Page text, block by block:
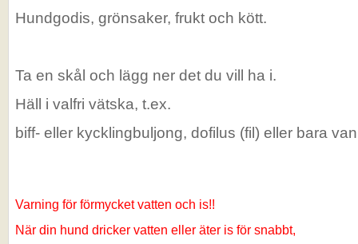
Hundgodis, grönsaker, frukt och kött.
Ta en skål och lägg ner det du vill ha i.
Häll i valfri vätska, t.ex.
biff- eller kycklingbuljong, dofilus (fil) eller bara
Varning för förmycket vatten och is!!
När din hund dricker vatten eller äter is för snabbt,